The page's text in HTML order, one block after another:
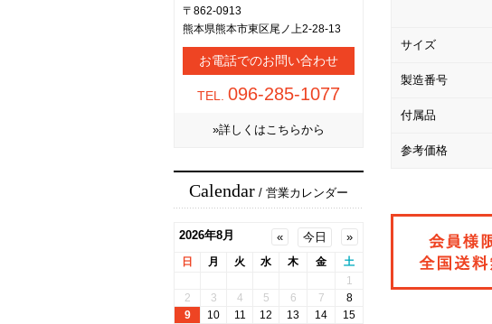
〒862-0913
熊本県熊本市東区尾ノ上2-28-13
お電話でのお問い合わせ
TEL. 096-285-1077
»詳しくはこちらから
Calendar / 営業カレンダー
サイズ
製造番号
付属品
参考価格